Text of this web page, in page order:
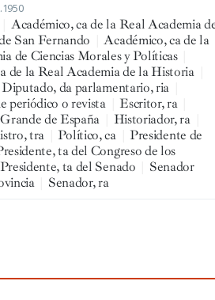
Académico, ca de la Real Academia
San Fernando
Académico, ca de la
de Ciencias Morales y Políticas
de la Real Academia de la Historia
Diputado, da parlamentario, ria
periódico o revista
Escritor, ra
Grande de España Historiador, ra
tra Político, ca
Presidente de
ta del Congreso de los
Presidente, ta del Senado
Senador
Senador, ra